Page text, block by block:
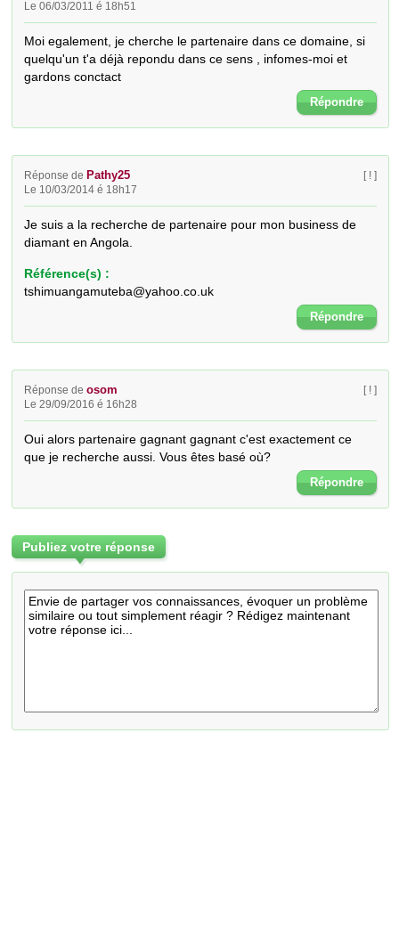
Le 06/03/2011 é 18h51
Moi egalement, je cherche le partenaire dans ce domaine, si
quelqu'un t'a déjà repondu dans ce sens , infomes-moi et
gardons conctact
Répondre
Réponse de Pathy25
Le 10/03/2014 é 18h17
[ ! ]
Je suis a la recherche de partenaire pour mon business de
diamant en Angola.
Référence(s) :
tshimuangamuteba@yahoo.co.uk
Répondre
Réponse deosom
Le 29/09/2016 é 16h28
[ ! ]
Oui alors partenaire gagnant gagnant c'est exactement ce
que je recherche aussi. Vous êtes basé où?
Répondre
Publiez votre réponse